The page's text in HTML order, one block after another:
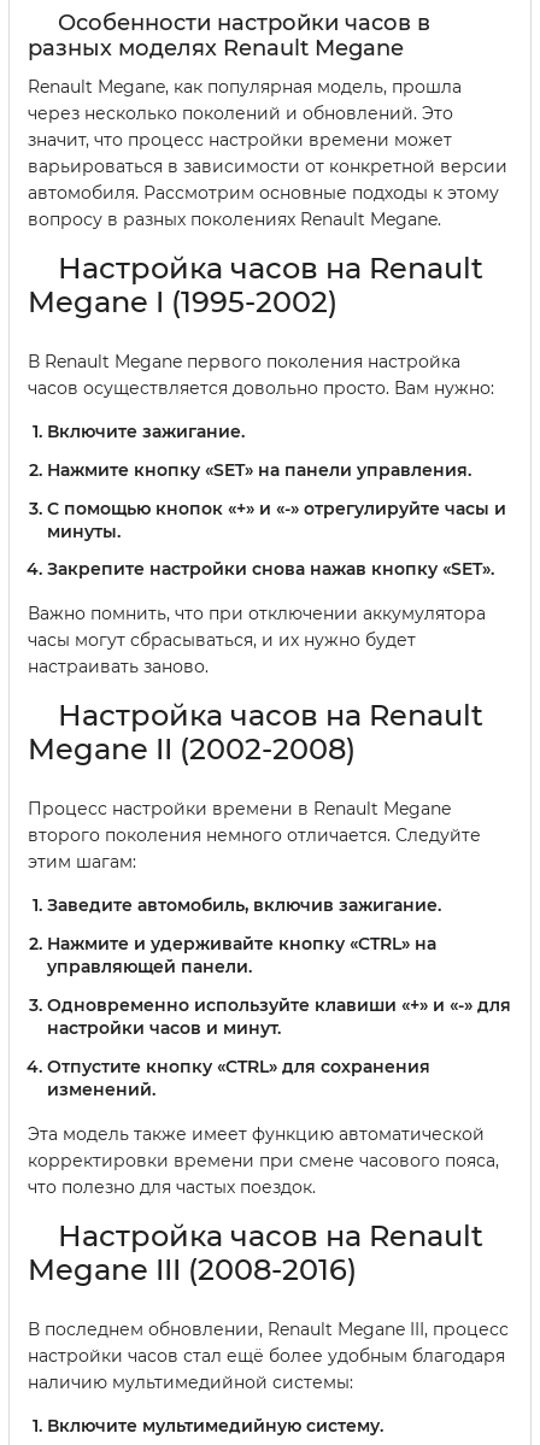
Особенности настройки часов в
разных моделях Renault Megane
Renault Megane, как популярная модель, прошла
через несколько поколений и обновлений. Это
значит, что процесс настройки времени может
варьироваться в зависимости от конкретной версии
автомобиля. Рассмотрим основные подходы к этому
вопросу в разных поколениях Renault Megane.
Настройка часов на Renault
Megane I (1995-2002)
В Renault Megane первого поколения настройка
часов осуществляется довольно просто. Вам нужно:
Включите зажигание.
Нажмите кнопку «SET» на панели управления.
С помощью кнопок «+» и «-» отрегулируйте часы и
минуты.
Закрепите настройки снова нажав кнопку «SET».
Важно помнить, что при отключении аккумулятора
часы могут сбрасываться, и их нужно будет
настраивать заново.
Настройка часов на Renault
Megane II (2002-2008)
Процесс настройки времени в Renault Megane
второго поколения немного отличается. Следуйте
этим шагам:
Заведите автомобиль, включив зажигание.
Нажмите и удерживайте кнопку «CTRL» на
управляющей панели.
Одновременно используйте клавиши «+» и «-» для
настройки часов и минут.
Отпустите кнопку «CTRL» для сохранения
изменений.
Эта модель также имеет функцию автоматической
корректировки времени при смене часового пояса,
что полезно для частых поездок.
Настройка часов на Renault
Megane III (2008-2016)
В последнем обновлении, Renault Megane III, процесс
настройки часов стал ещё более удобным благодаря
наличию мультимедийной системы:
Включите мультимедийную систему.